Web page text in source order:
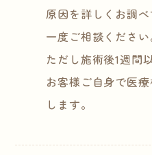
原因を詳しくお調べ
一度ご相談ください
ただし施術後1週間
お客様ご自身で医
します。